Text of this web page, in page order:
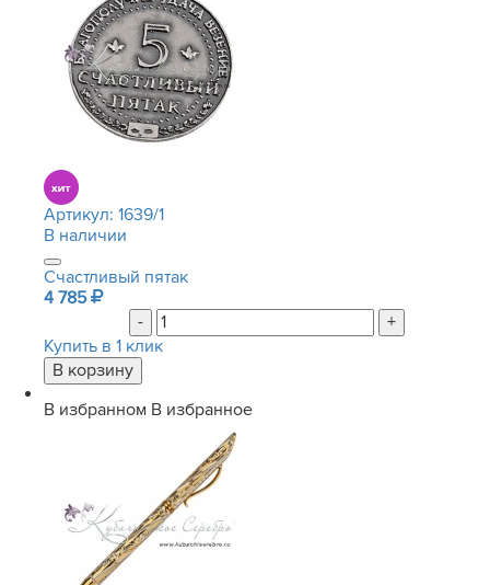
Артикул: 1639/1
В наличии
Счастливый пятак
4 785
-
+
Купить в 1 клик
В избранном В избранное